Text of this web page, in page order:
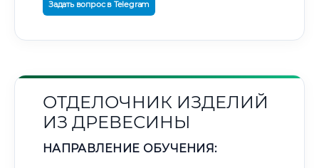
Задать вопрос в Telegram
ОТДЕЛОЧНИК ИЗДЕЛИЙ
ИЗ ДРЕВЕСИНЫ
НАПРАВЛЕНИЕ ОБУЧЕНИЯ: